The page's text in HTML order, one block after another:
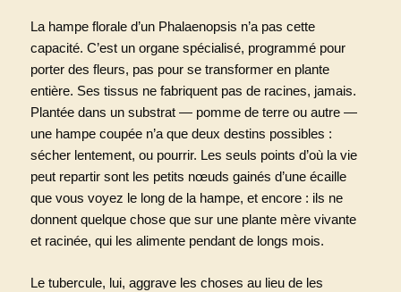
La hampe florale d’un Phalaenopsis n’a pas cette
capacité. C’est un organe spécialisé, programmé pour
porter des fleurs, pas pour se transformer en plante
entière. Ses tissus ne fabriquent pas de racines, jamais.
Plantée dans un substrat — pomme de terre ou autre —
une hampe coupée n’a que deux destins possibles :
sécher lentement, ou pourrir. Les seuls points d’où la vie
peut repartir sont les petits nœuds gainés d’une écaille
que vous voyez le long de la hampe, et encore : ils ne
donnent quelque chose que sur une plante mère vivante
et racinée, qui les alimente pendant de longs mois.
Le tubercule, lui, aggrave les choses au lieu de les